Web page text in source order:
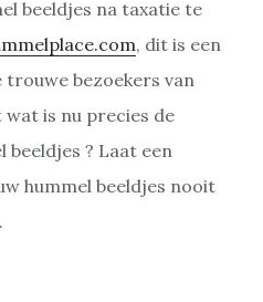
beeldjes na taxatie te
, dit is een
bezoekers van
is nu precies de
beeldjes ? Laat een
hummel beeldjes nooit